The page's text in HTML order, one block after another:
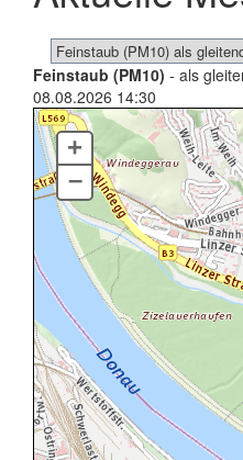
Feinstaub (PM10) - als
08.08.2026 14:30
+
–